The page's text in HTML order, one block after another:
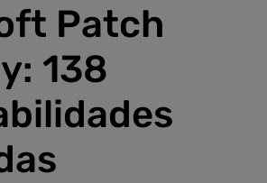
Patch
138